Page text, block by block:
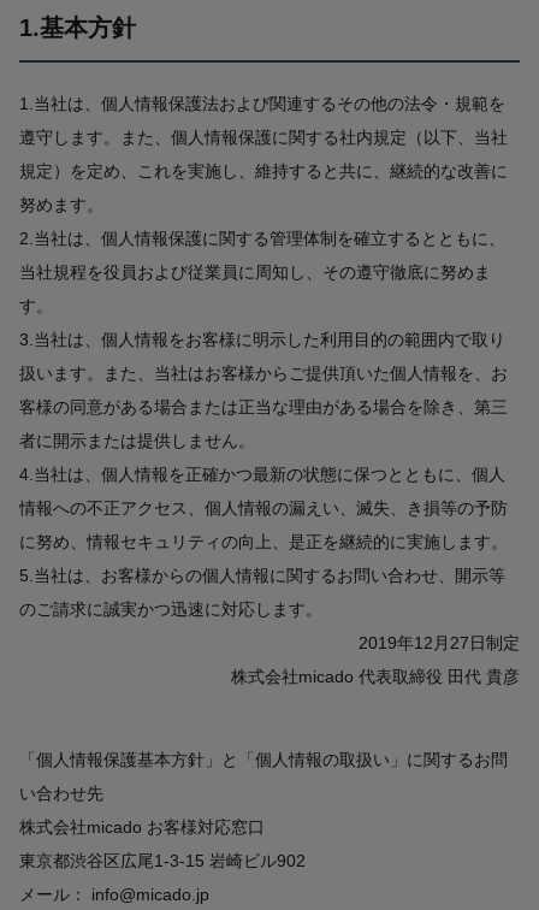
1.基本方針
1.当社は、個人情報保護法および関連するその他の法令・規範を
遵守します。また、個人情報保護に関する社内規定（以下、当社
規定）を定め、これを実施し、維持すると共に、継続的な改善に
努めます。
2.当社は、個人情報保護に関する管理体制を確立するとともに、
当社規程を役員および従業員に周知し、その遵守徹底に努めま
す。
3.当社は、個人情報をお客様に明示した利用目的の範囲内で取り
扱います。また、当社はお客様からご提供頂いた個人情報を、お
客様の同意がある場合または正当な理由がある場合を除き、第三
者に開示または提供しません。
4.当社は、個人情報を正確かつ最新の状態に保つとともに、個人
情報への不正アクセス、個人情報の漏えい、滅失、き損等の予防
に努め、情報セキュリティの向上、是正を継続的に実施します。
5.当社は、お客様からの個人情報に関するお問い合わせ、開示等
のご請求に誠実かつ迅速に対応します。
2019年12月27日制定
株式会社micado 代表取締役 田代 貴彦
「個人情報保護基本方針」と「個人情報の取扱い」に関するお問
い合わせ先
株式会社micado お客様対応窓口
東京都渋谷区広尾1-3-15 岩崎ビル902
メール： info@micado.jp